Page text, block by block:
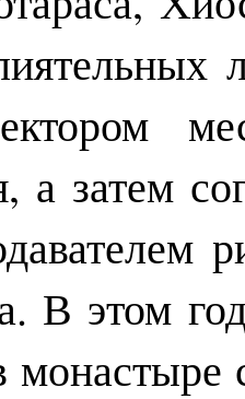
а затем
В этом
монастыре